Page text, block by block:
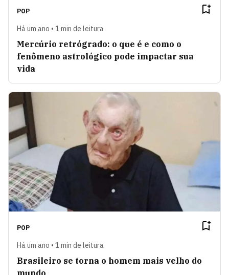
POP
Há um ano • 1 min de leitura
Mercúrio retrógrado: o que é e como o
fenômeno astrológico pode impactar sua
vida
POP
Há um ano • 1 min de leitura
Brasileiro se torna o homem mais velho do